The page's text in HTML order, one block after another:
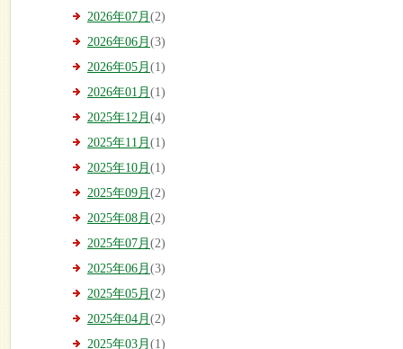
2026年07月 (2)
2026年06月 (3)
2026年05月 (1)
2026年01月 (1)
2025年12月 (4)
2025年11月 (1)
2025年10月 (1)
2025年09月 (2)
2025年08月 (2)
2025年07月 (2)
2025年06月 (3)
2025年05月 (2)
2025年04月 (2)
2025年03月 (1)